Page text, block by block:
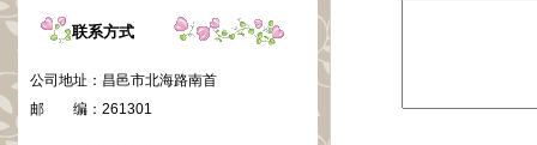
联系方式
公司地址： 昌邑市北海路南首
邮 编： 261301